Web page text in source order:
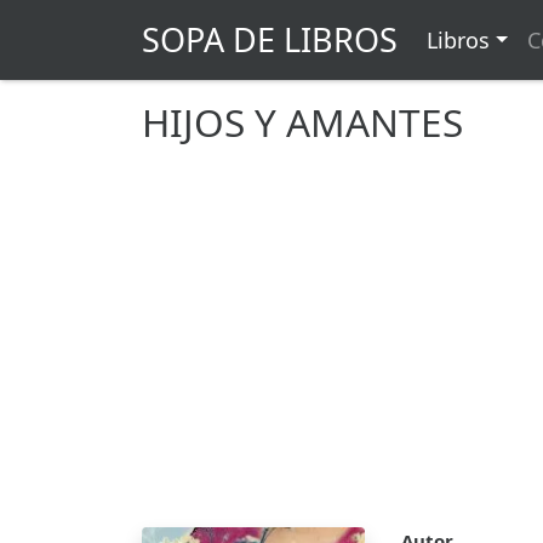
SOPA DE LIBROS Libros
HIJOS Y AMANTES